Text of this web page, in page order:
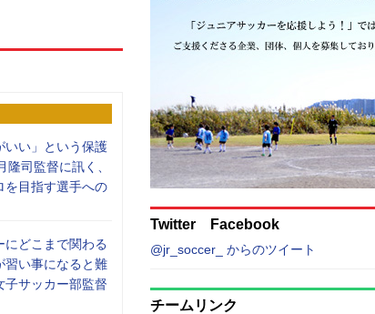
いい」という保護
司監督に訊く、
を目指す選手への
どこまで関わる
習い事になると難
子サッカー部監督
Twitter Facebook
@jr_soccer_ からのツイート
チームリンク